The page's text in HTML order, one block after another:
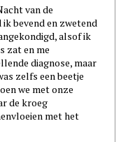
van de
bevend en zwetend
alsof ik
zat en me
diagnose, maar
zelfs een beetje
we met onze
de kroeg
met het